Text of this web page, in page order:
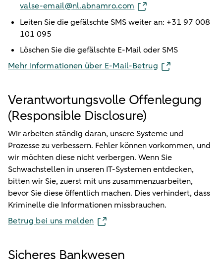
valse-email@nl.abnamro.com
Leiten Sie die gefälschte SMS weiter an: +31 97 008
101 095
Löschen Sie die gefälschte E-Mail oder SMS
Mehr Informationen über E-Mail-Betrug
Verantwortungsvolle Offenlegung
(Responsible Disclosure)
Wir arbeiten ständig daran, unsere Systeme und
Prozesse zu verbessern. Fehler können vorkommen, und
wir möchten diese nicht verbergen. Wenn Sie
Schwachstellen in unseren IT-Systemen entdecken,
bitten wir Sie, zuerst mit uns zusammenzuarbeiten,
bevor Sie diese öffentlich machen. Dies verhindert, dass
Kriminelle die Informationen missbrauchen.
Betrug bei uns melden
Sicheres Bankwesen